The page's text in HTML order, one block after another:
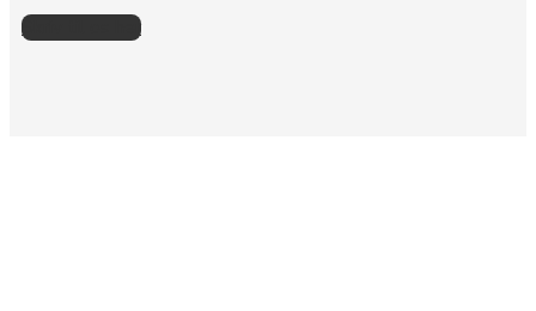
Skriv til os her